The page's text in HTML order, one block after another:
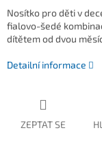
Nosítko pro děti v
fialovo-šedé
dítětem od dvou
Detailní informace
ZEPTAT SE